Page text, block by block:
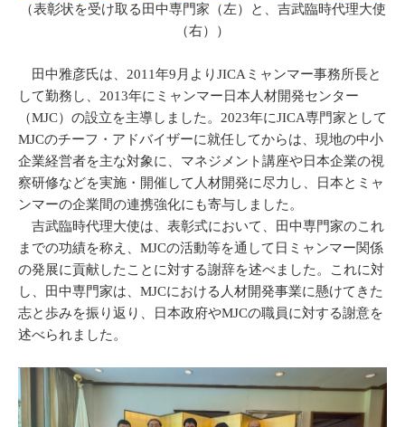
（表彰状を受け取る田中専門家（左）と、吉武臨時代理大使
（右））
田中雅彦氏は、2011年9月よりJICAミャンマー事務所長と
して勤務し、2013年にミャンマー日本人材開発センター
（MJC）の設立を主導しました。2023年にJICA専門家として
MJCのチーフ・アドバイザーに就任してからは、現地の中小
企業経営者を主な対象に、マネジメント講座や日本企業の視
察研修などを実施・開催して人材開発に尽力し、日本とミャ
ンマーの企業間の連携強化にも寄与しました。
吉武臨時代理大使は、表彰式において、田中専門家のこれ
までの功績を称え、MJCの活動等を通して日ミャンマー関係
の発展に貢献したことに対する謝辞を述べました。これに対
し、田中専門家は、MJCにおける人材開発事業に懸けてきた
志と歩みを振り返り、日本政府やMJCの職員に対する謝意を
述べられました。